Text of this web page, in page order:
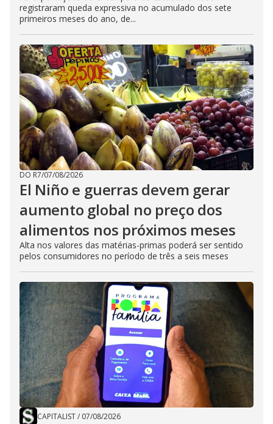
registraram queda expressiva no acumulado dos sete
primeiros meses do ano, de...
DO R7/07/08/2026
El Niño e guerras devem gerar
aumento global no preço dos
alimentos nos próximos meses
Alta nos valores das matérias-primas poderá ser sentido
pelos consumidores no período de três a seis meses
CAPITALIST/ 07/08/2026